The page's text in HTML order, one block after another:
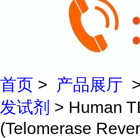
首页 > 产品展厅
发试剂 > Human
(Telomerase